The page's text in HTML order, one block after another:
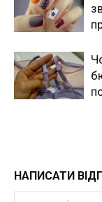
НАПИСАТИ